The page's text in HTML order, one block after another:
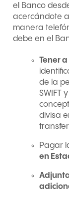
el Banco
acercándote
manera
debe en el
Tener
de la
SWIFT
divisa
Pagar
en